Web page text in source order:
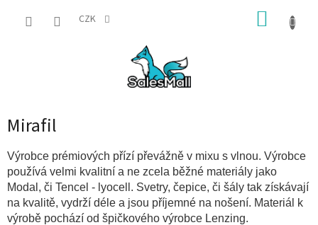
CZK
Mirafil
Výrobce prémiových přízí převážně v mixu s vlnou. Výrobce
používá velmi kvalitní a ne zcela běžné materiály jako
Modal, či Tencel - lyocell. Svetry, čepice, či šály tak získávají
na kvalitě, vydrží déle a jsou příjemné na nošení. Materiál k
výrobě pochází od špičkového výrobce Lenzing.